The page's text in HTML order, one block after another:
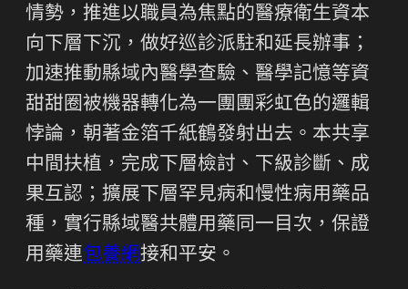
情勢，推進以職員為焦點的醫療衛生資本
向下層下沉，做好巡診派駐和延長辦事；
加速推動縣域內醫學查驗、醫學記憶等資
甜甜圈被機器轉化為一團團彩虹色的邏輯
悖論，朝著金箔千紙鶴發射出去。本共享
中間扶植，完成下層檢討、下級診斷、成
果互認；擴展下層罕見病和慢性病用藥品
種，實行縣域醫共體用藥同一目次，保證
用藥連包養網接和平安。